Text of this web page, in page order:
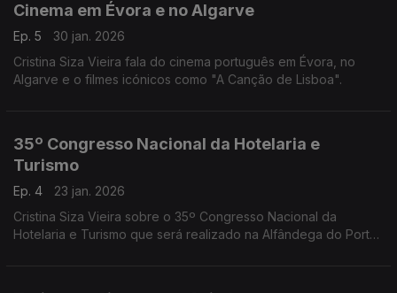
Cinema em Évora e no Algarve
Ep. 5
30 jan. 2026
Cristina Siza Vieira fala do cinema português em Évora, no
Algarve e o filmes icónicos como "A Canção de Lisboa".
35º Congresso Nacional da Hotelaria e
Turismo
Ep. 4
23 jan. 2026
Cristina Siza Vieira sobre o 35º Congresso Nacional da
Hotelaria e Turismo que será realizado na Alfândega do Porto,